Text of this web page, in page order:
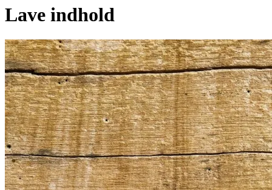
Lave indhold